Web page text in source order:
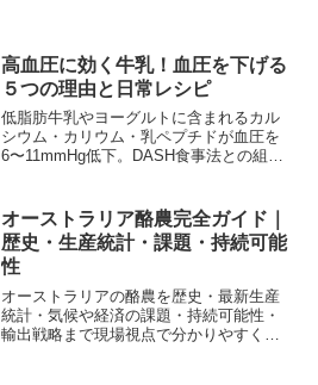
高血圧に効く牛乳！血圧を下げる
５つの理由と日常レシピ
低脂肪牛乳やヨーグルトに含まれるカル
シウム・カリウム・乳ペプチドが血圧を
6〜11mmHg低下。DASH食事法との組み
オーストラリア酪農完全ガイド｜
歴史・生産統計・課題・持続可能
性
オーストラリアの酪農を歴史・最新生産
統計・気候や経済の課題・持続可能性・
輸出戦略まで現場視点で分かりやすく解